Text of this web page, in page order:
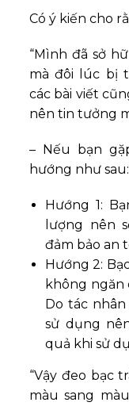
Có ý kiến cho
“Mình đã sở
mà đôi lúc bị
các bài viết
nên tin tưởng
– Nếu bạn
hướng như sau:
Hướng 1:
lượng nên
đảm bảo an
Hướng 2:
không ngăn
Do tác
sử dụng
quả khi sử
“Vậy đeo bạc
màu sang